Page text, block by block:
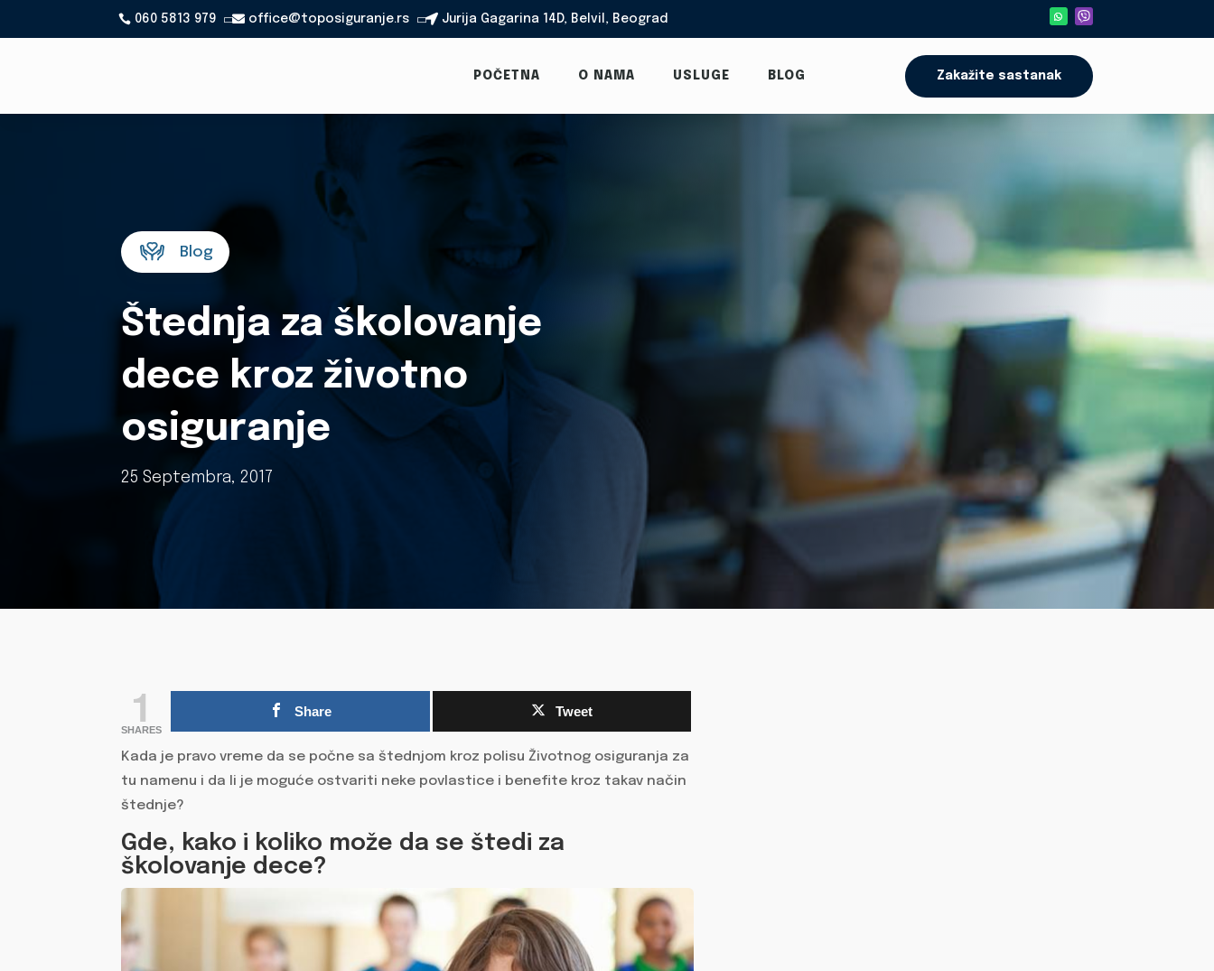
060 5813 979  office@toposiguranje.rs  Jurija Gagarina 14D, Belvil, Beograd
POČETNA O NAMA USLUGE BLOG Zakažite sastanak
Blog
Štednja za školovanje
dece kroz životno
osiguranje
25 Septembra, 2017
1
SHARES
Share Tweet
Kada je pravo vreme da se počne sa štednjom kroz polisu Životnog osiguranja za
tu namenu i da li je moguće ostvariti neke povlastice i benefite kroz takav način
štednje?
Gde, kako i koliko može da se štedi za
školovanje dece?